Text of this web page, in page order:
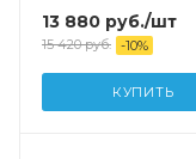
13 880 руб./шт
15 420руб. -10%
КУПИТЬ